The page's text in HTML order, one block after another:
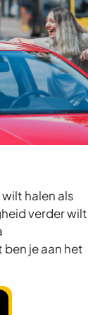
halen als
verder wilt
je aan het